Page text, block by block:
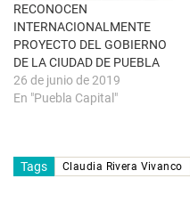
v
a
)
RECONOCEN
INTERNACIONALMENTE
PROYECTO DEL GOBIERNO
DE LA CIUDAD DE PUEBLA
26 de junio de 2019
En "Puebla Capital"
Tags Claudia Rivera Vivanco